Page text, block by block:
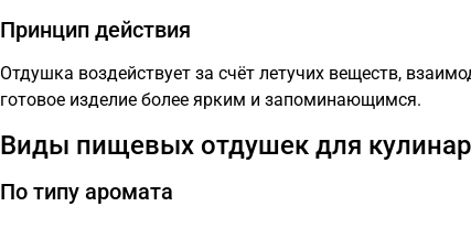
Принцип действия
Отдушка воздействует за счёт летучих веществ,
готовое изделие более ярким и запоминающимся.
Виды пищевых отдушек для
По типу аромата